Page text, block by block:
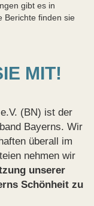
gibt es in
Berichte finden sie
MIT!
(BN) ist der
Bayerns. Wir
überall im
nehmen wir
unserer
Schönheit zu